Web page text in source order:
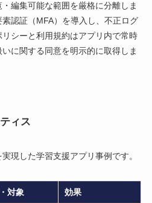
編集可能な範囲を厳格に分離しま
認証（MFA）を導入し、不正ログ
シーと利用規約はアプリ内で常時
に関する同意を明示的に取得しま
ィス
現した学習支援アプリ事例です。
対象 効果